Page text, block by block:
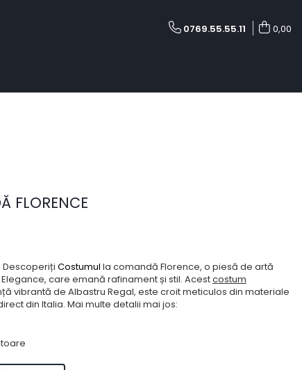
0769.55.55.11 0,00
FLORENCE
Descoperiți Costumul la comandă Florence, o piesă de artă
care emană rafinament și stil. Acestcostum
vibrantă de Albastru Regal, este croit meticulos din materiale
din Italia. Mai multe detalii mai jos: